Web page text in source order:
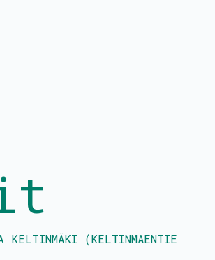
Blomstedtin sali
Avustukset
Palkkatilauslomake
KELTINMÄKI (KELTINMÄENTIE